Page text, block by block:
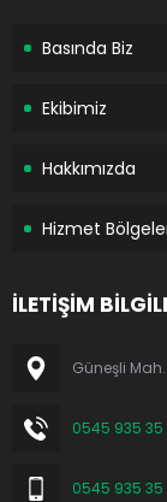
Basında Biz
Ekibimiz
Hakkımızda
Hizmet
İLETİŞİM
Güneşli
0545 935 35
0545 935 35